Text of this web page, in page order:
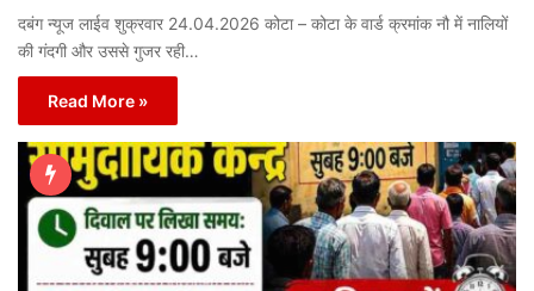
दबंग न्यूज लाईव शुक्रवार 24.04.2026 कोटा – कोटा के वार्ड क्रमांक नौ में नालियों
की गंदगी और उससे गुजर रही…
Read More »